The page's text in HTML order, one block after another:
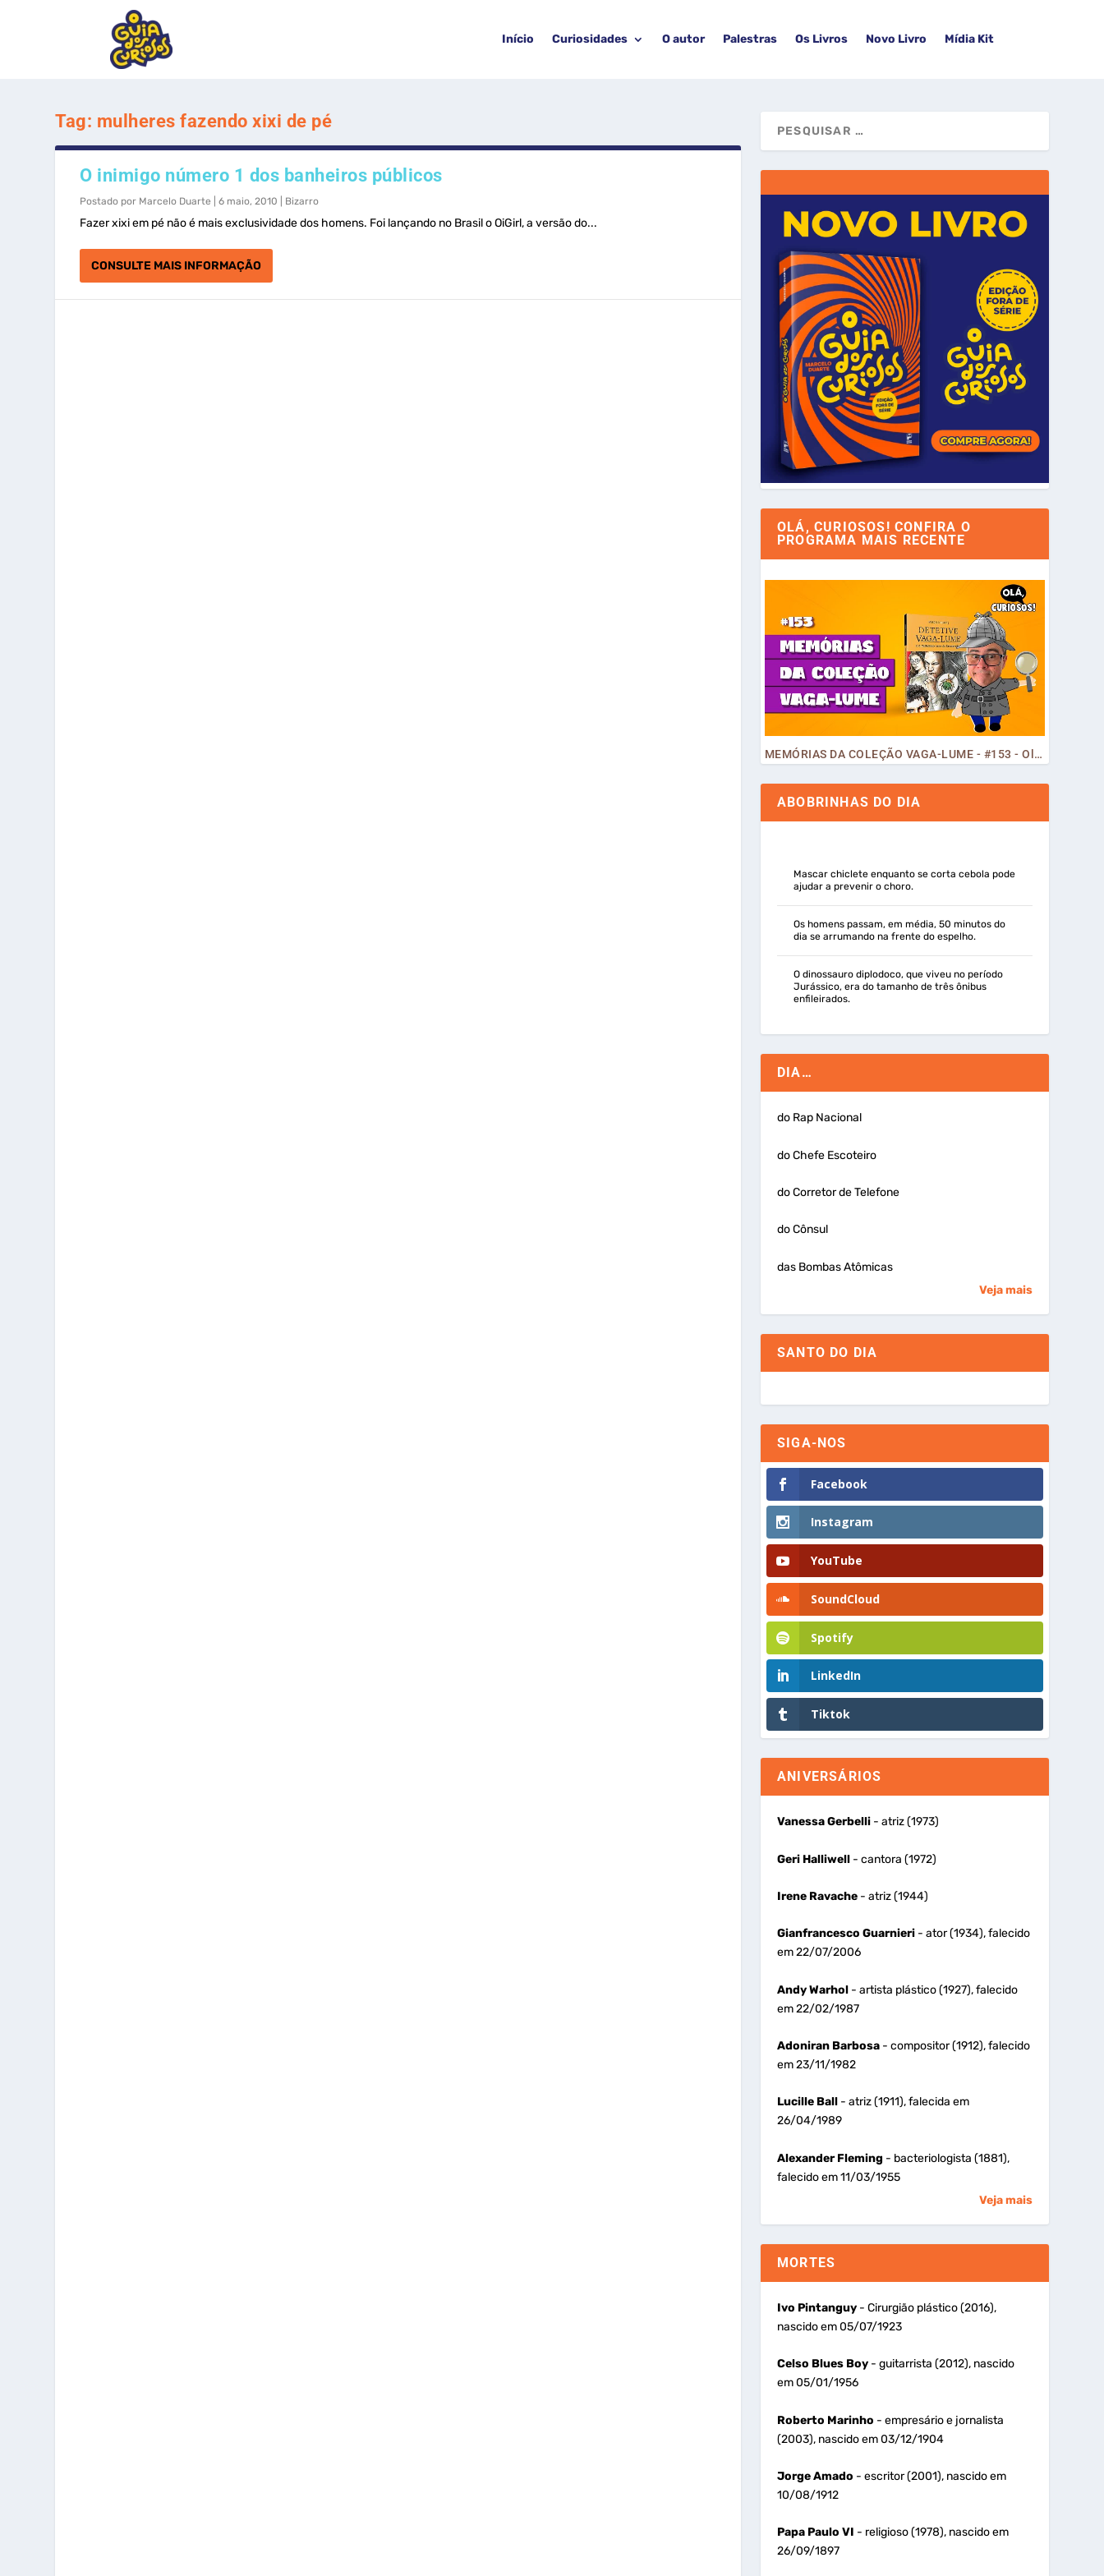
Início Curiosidades O autor Palestras Os Livros Novo Livro Mídia Kit
Tag: mulheres fazendo xixi de pé
O inimigo número 1 dos banheiros públicos
Postado por Marcelo Duarte |6 maio, 2010 Bizarro
Fazer xixi em pé não é mais exclusividade dos homens. Foi lançando no Brasil o OiGirl, a versão do...
CONSULTE MAIS INFORMAÇÃO
OLÁ, CURIOSOS! CONFIRA O
PROGRAMA MAIS RECENTE
MEMÓRIAS DA COLEÇÃO VAGA-LUME - #153 - Olá, Curiosos! 2023
ABOBRINHAS DO DIA
Mascar chiclete enquanto se corta cebola pode
ajudar a prevenir o choro.
Os homens passam, em média, 50 minutos do
dia se arrumando na frente do espelho.
O dinossauro diplodoco, que viveu no período
Jurássico, era do tamanho de três ônibus
enfileirados.
DIA…
do Rap Nacional
do Chefe Escoteiro
do Corretor de Telefone
do Cônsul
das Bombas Atômicas
Veja mais
SANTO DO DIA
SIGA-NOS
Facebook
Instagram
YouTube
SoundCloud
Spotify
LinkedIn
Tiktok
ANIVERSÁRIOS
Vanessa Gerbelli- atriz (1973)
Geri Halliwell- cantora (1972)
Irene Ravache- atriz (1944)
Gianfrancesco Guarnieri- ator (1934), falecido
em 22/07/2006
Andy Warhol- artista plástico (1927), falecido
em 22/02/1987
Adoniran Barbosa- compositor (1912), falecido
em 23/11/1982
Lucille Ball- atriz (1911), falecida em
26/04/1989
Alexander Fleming - bacteriologista (1881),
falecido em 11/03/1955
Veja mais
MORTES
Ivo Pintanguy- Cirurgião plástico (2016),
nascido em 05/07/1923
Celso Blues Boy- guitarrista (2012), nascido
em 05/01/1956
Roberto Marinho - empresário e jornalista
(2003), nascido em 03/12/1904
Jorge Amado - escritor (2001), nascido em
10/08/1912
Papa Paulo VI - religioso (1978), nascido em
26/09/1897